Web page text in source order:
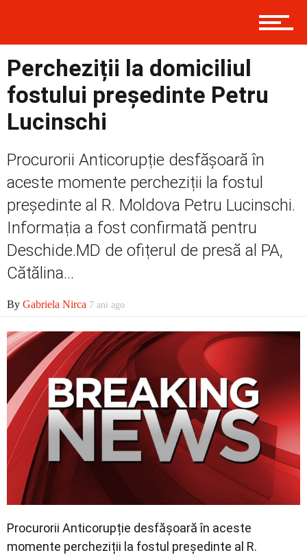
Prima
Externe
Social
Economic
Contact
Percheziții la domiciliul
fostului președinte Petru
Lucinschi
Procurorii Anticorupție desfășoară în
aceste momente percheziții la fostul
președinte al R. Moldova Petru Lucinschi.
Informația a fost confirmată pentru
Deschide.MD de ofițerul de presă al PA,
Cătălina...
By Gabriela Nirca 7 ani ago
Procurorii Anticorupție desfășoară în aceste
momente percheziții la fostul președinte al R.